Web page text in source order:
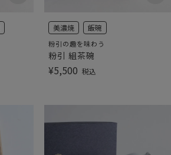
美濃焼 飯碗
粉引の趣を味わう
粉引 組茶碗
¥5,500 税込